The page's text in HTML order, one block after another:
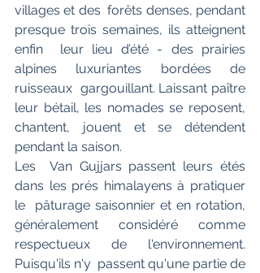
villages et des  forêts denses, pendant
presque trois semaines, ils atteignent
enfin  leur lieu d’été - des prairies
alpines luxuriantes bordées de
ruisseaux  gargouillant. Laissant paître
leur bétail, les nomades se reposent,
chantent, jouent et se détendent
pendant la saison.
Les  Van Gujjars passent leurs étés
dans les prés himalayens à pratiquer
le  pâturage saisonnier et en rotation,
généralement considéré comme
respectueux de l'environnement.
Puisqu'ils n'y  passent qu'une partie de